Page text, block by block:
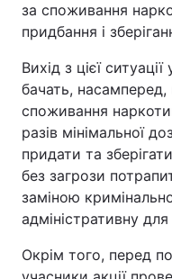
за споживання
придбання і
Вихід з цієї
бачать, насамперед,
споживання
разів мінімальної
придати та
без загрози
заміною
адміністративну
Окрім того, перед